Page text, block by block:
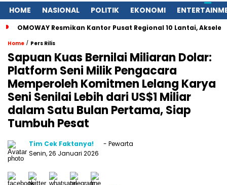
HOME NASIONAL POLITIK EKONOMI
OMOWAY Resmikan Kantor Pusat Regional 10 Lantai,
Home / Pers Rilis
Sapuan Kuas Bernilai Miliaran Dolar:
Platform Seni Milik Pengacara
Memperoleh Komitmen Lelang Karya
Seni Senilai Lebih dari US$1 Miliar
dalam Satu Bulan Pertama, Siap
Tumbuh Pesat
Tim Cek Faktanya!
- Pewarta
Senin, 26 Januari 2026